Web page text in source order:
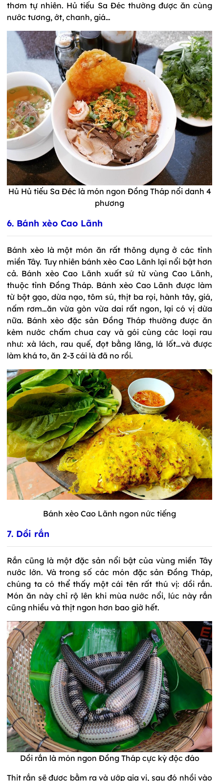
thơm tự nhiên. Hủ tiếu Sa Đéc thường được ăn cùng
nước tương, ớt, chanh, giá…
Hủ Hủ tiếu Sa Đéc là món ngon Đồng Tháp nổi danh 4
phương
6. Bánh xèo Cao Lãnh
Bánh xèo là một món ăn rất thông dụng ở các tỉnh
miền Tây. Tuy nhiên bánh xèo Cao Lãnh lại nổi bật hơn
cả. Bánh xèo Cao Lãnh xuất sứ từ vùng Cao Lãnh,
thuộc tỉnh Đồng Tháp. Bánh xèo Cao Lãnh được làm
từ bột gạo, dừa nạo, tôm sú, thịt ba rọi, hành tây, giá,
nấm rơm…ăn vừa gòn vừa dai rất ngon, lại có vị dừa
nữa. Bánh xèo đặc sản Đồng Tháp thường được ăn
kèm nước chấm chua cay và gói cùng các loại rau
như: xà lách, rau quế, đọt bằng lăng, lá lốt…và được
làm khá to, ăn 2-3 cái là đã no rồi.
Bánh xèo Cao Lãnh ngon nức tiếng
7. Dồi rắn
Rắn cũng là một đặc sản nổi bật của vùng miền Tây
nước lớn. Và trong số các món đặc sản Đồng Tháp,
chúng ta có thể thấy một cái tên rất thú vị: dồi rắn.
Món ăn này chỉ rộ lên khi mùa nước nổi, lúc này rắn
cũng nhiều và thịt ngon hơn bao giờ hết.
Dồi rắn là món ngon Đồng Tháp cực kỳ độc đáo
Thịt rắn sẽ được bằm ra và ướp gia vị, sau đó nhồi vào